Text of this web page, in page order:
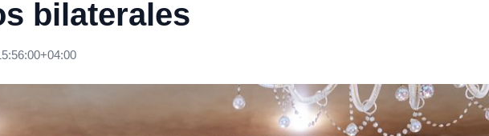
bilaterales